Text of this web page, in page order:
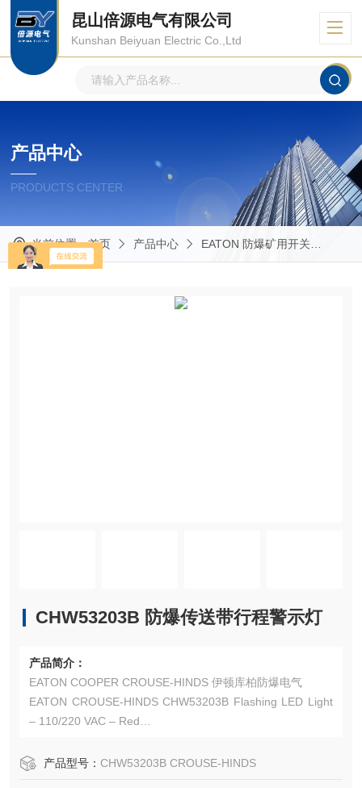
昆山倍源电气有限公司
Kunshan Beiyuan Electric Co.,Ltd
产品中心
PRODUCTS CENTER
当前位置：首页 产品中心 EATON 防爆矿用开关
CHW53203B 防爆传送带行程警示灯
产品简介：
EATON COOPER CROUSE-HINDS 伊顿库柏防爆电气
EATON CROUSE-HINDS CHW53203B Flashing LED Light
– 110/220 VAC – Red
EATON CROUSE-HINDS 总代理-Kunshan Beiyuan Electric
产品型号： CHW53203B CROUSE-HINDS